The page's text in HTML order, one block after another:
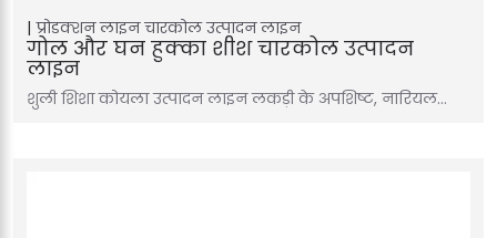
प्रोडक्शन लाइन चारकोल उत्पादन लाइन
गोल और घन हुक्का शीश चारकोल उत्पादन
लाइन
शुली शिशा कोयला उत्पादन लाइन लकड़ी के अपशिष्ट, नारियल…